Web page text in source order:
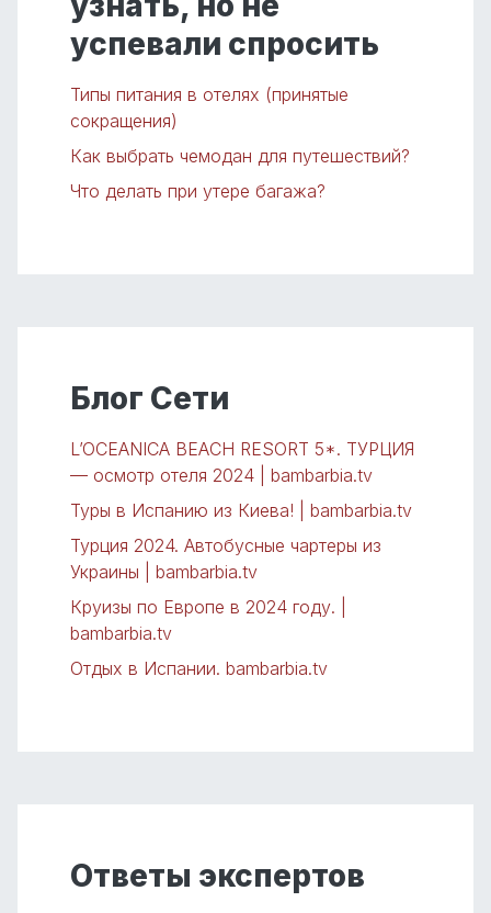
успевали спросить
Типы питания в отелях (принятые
сокращения)
Как выбрать чемодан для путешествий?
Что делать при утере багажа?
Блог Сети
L’OCEANICA BEACH RESORT 5*. ТУРЦИЯ
— осмотр отеля 2024 | bambarbia.tv
Туры в Испанию из Киева! | bambarbia.tv
Турция 2024. Автобусные чартеры из
Украины | bambarbia.tv
Круизы по Европе в 2024 году. |
bambarbia.tv
Отдых в Испании. bambarbia.tv
Ответы экспертов